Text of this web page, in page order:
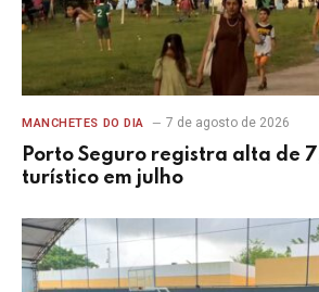
MANCHETES DO DIA 7 de agosto de 2026
Porto Seguro registra alta de
turístico em julho